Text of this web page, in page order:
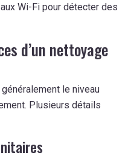
Wi-Fi pour détecter des
d’un nettoyage
le niveau
Plusieurs détails